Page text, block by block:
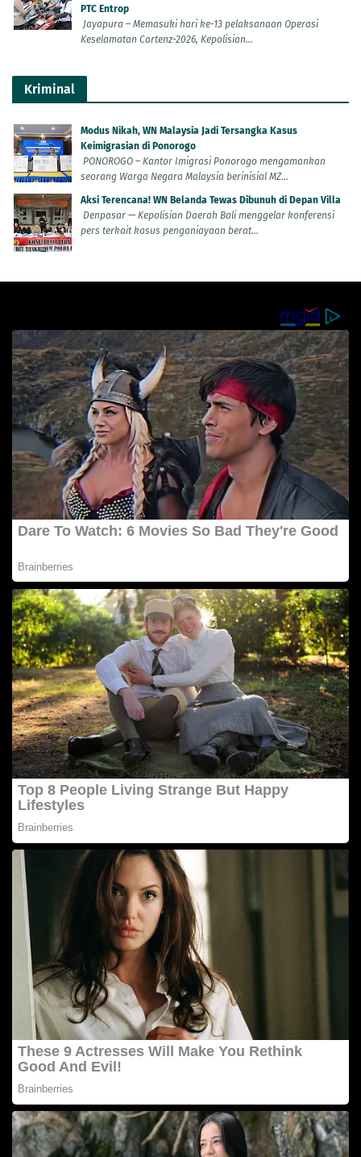
PTC Entrop
Jayapura – Memasuki hari ke-13 pelaksanaan Operasi
Keselamatan Cartenz-2026, Kepolisian...
Kriminal
Modus Nikah, WN Malaysia Jadi Tersangka Kasus
Keimigrasian di Ponorogo
PONOROGO – Kantor Imigrasi Ponorogo mengamankan
seorang Warga Negara Malaysia berinisial MZ...
Aksi Terencana! WN Belanda Tewas Dibunuh di Depan Villa
Denpasar — Kepolisian Daerah Bali menggelar konferensi
pers terkait kasus penganiayaan berat...